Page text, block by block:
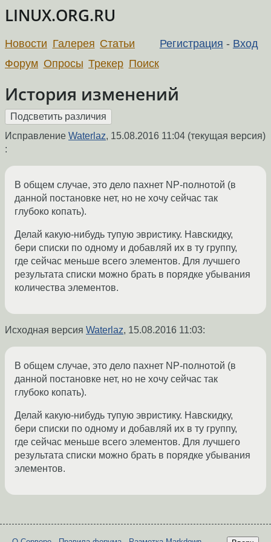
LINUX.ORG.RU
Регистрация - Вход
Новости Галерея Статьи
Форум Опросы Трекер Поиск
История изменений
Исправление Waterlaz, 15.08.2016 11:04 (текущая версия)
:
В общем случае, это дело пахнет NP-полнотой (в
данной постановке нет, но не хочу сейчас так
глубоко копать).
Делай какую-нибудь тупую эвристику. Навскидку,
бери списки по одному и добавляй их в ту группу,
где сейчас меньше всего элементов. Для лучшего
результата списки можно брать в порядке убывания
количества элементов.
Исходная версия Waterlaz, 15.08.2016 11:03:
В общем случае, это дело пахнет NP-полнотой (в
данной постановке нет, но не хочу сейчас так
глубоко копать).
Делай какую-нибудь тупую эвристику. Навскидку,
бери списки по одному и добавляй их в ту группу,
где сейчас меньше всего элементов. Для лучшего
результата списки можно брать в порядке убывания
элементов.